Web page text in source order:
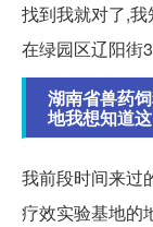
找到我就对了,
在绿园区辽阳街
湖南省兽药
地我想知道这
我前段时间来过
疗效实验基地的